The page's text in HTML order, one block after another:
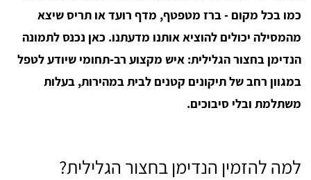
כמו בכל מקום - ברז מטפטף, מדף רועד או תריס שיצא
מהמסילה יכולים להוציא אותנו מדעתנו. כאן נכנס לתמונה
הנדימן בחצור הגלילית: איש מקצוע רב‑תחומי שיודע לטפל
במגוון רחב של תיקונים קטנים לבית במהירות, בעלות
משתלמת ובלי סיבוכים.
למה להזמין הנדימן בחצור הגלילית?